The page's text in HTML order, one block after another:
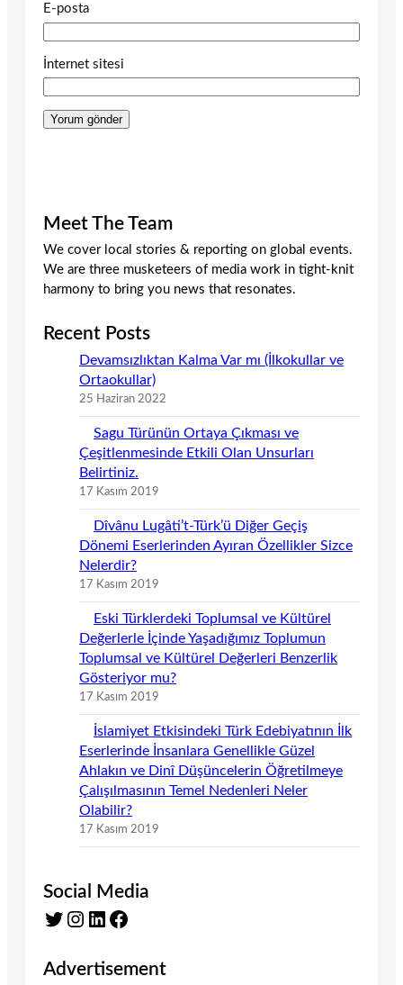
E-posta
İnternet sitesi
Meet The Team
We cover local stories & reporting on global events.
We are three musketeers of media work in tight-knit
harmony to bring you news that resonates.
Recent Posts
Devamsızlıktan Kalma Var mı (İlkokullar ve
Ortaokullar)
25 Haziran 2022
Sagu Türünün Ortaya Çıkması ve
Çeşitlenmesinde Etkili Olan Unsurları
Belirtiniz.
17 Kasım 2019
Dîvânu Lugâti’t-Türk’ü Diğer Geçiş
Dönemi Eserlerinden Ayıran Özellikler Sizce
Nelerdir?
17 Kasım 2019
Eski Türklerdeki Toplumsal ve Kültürel
Değerlerle İçinde Yaşadığımız Toplumun
Toplumsal ve Kültürel Değerleri Benzerlik
Gösteriyor mu?
17 Kasım 2019
İslamiyet Etkisindeki Türk Edebiyatının İlk
Eserlerinde İnsanlara Genellikle Güzel
Ahlakın ve Dinî Düşüncelerin Öğretilmeye
Çalışılmasının Temel Nedenleri Neler
Olabilir?
17 Kasım 2019
Social Media
Twitter Instagram LinkedIn Facebook
Advertisement